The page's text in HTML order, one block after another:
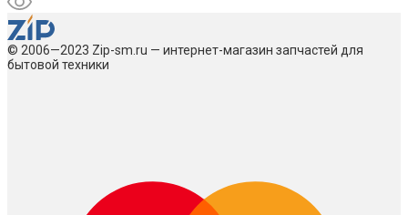
© 2006—2023 Zip-sm.ru — интернет-магазин запчастей для
бытовой техники